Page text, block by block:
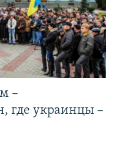
–
где украинцы –